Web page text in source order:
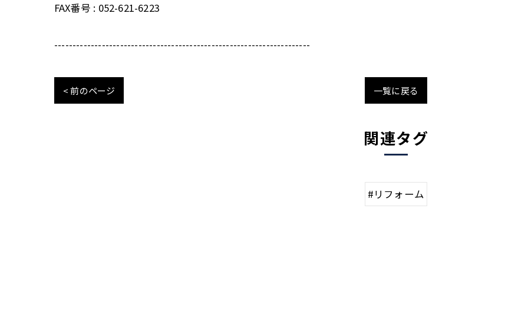
FAX番号 : 052-621-6223
----------------------------------------------------------------------
< 前のページ 一覧に戻る
関連タグ
#リフォーム